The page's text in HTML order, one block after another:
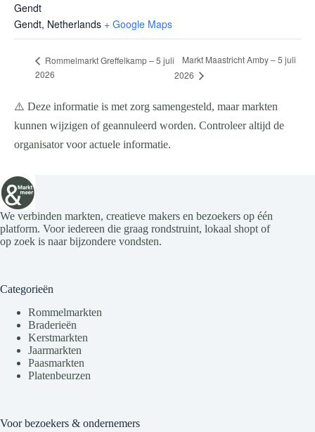
Gendt
Gendt, Netherlands + Google Maps
Rommelmarkt Greffelkamp – 5 juli
2026
Markt Maastricht Amby – 5 juli
2026
⚠️ Deze informatie is met zorg samengesteld, maar markten
kunnen wijzigen of geannuleerd worden. Controleer altijd de
organisator voor actuele informatie.
We verbinden markten, creatieve makers en bezoekers op één
platform. Voor iedereen die graag rondstruint, lokaal shopt of
op zoek is naar bijzondere vondsten.
Categorieën
Rommelmarkten
Braderieën
Kerstmarkten
Jaarmarkten
Paasmarkten
Platenbeurzen
Voor bezoekers & ondernemers